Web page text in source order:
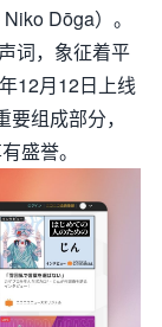
Dōga）。
词，象征着平
12月12日上线
组成部分，
盛誉。